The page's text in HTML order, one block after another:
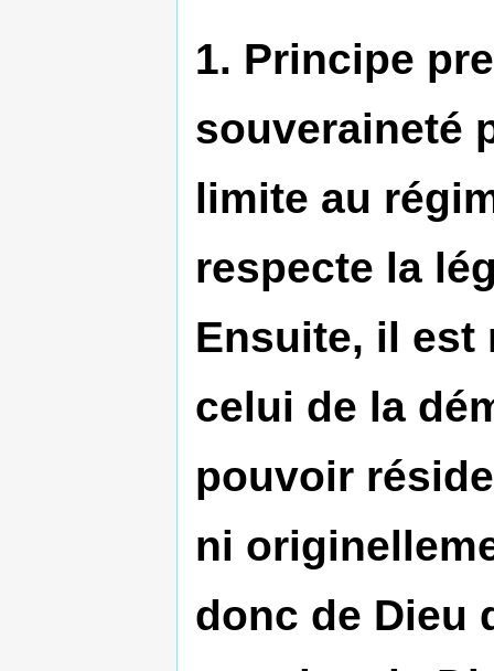
1. Principe
souveraineté
limite au
respecte la
Ensuite, il est
celui de la
pouvoir
ni
donc de Dieu